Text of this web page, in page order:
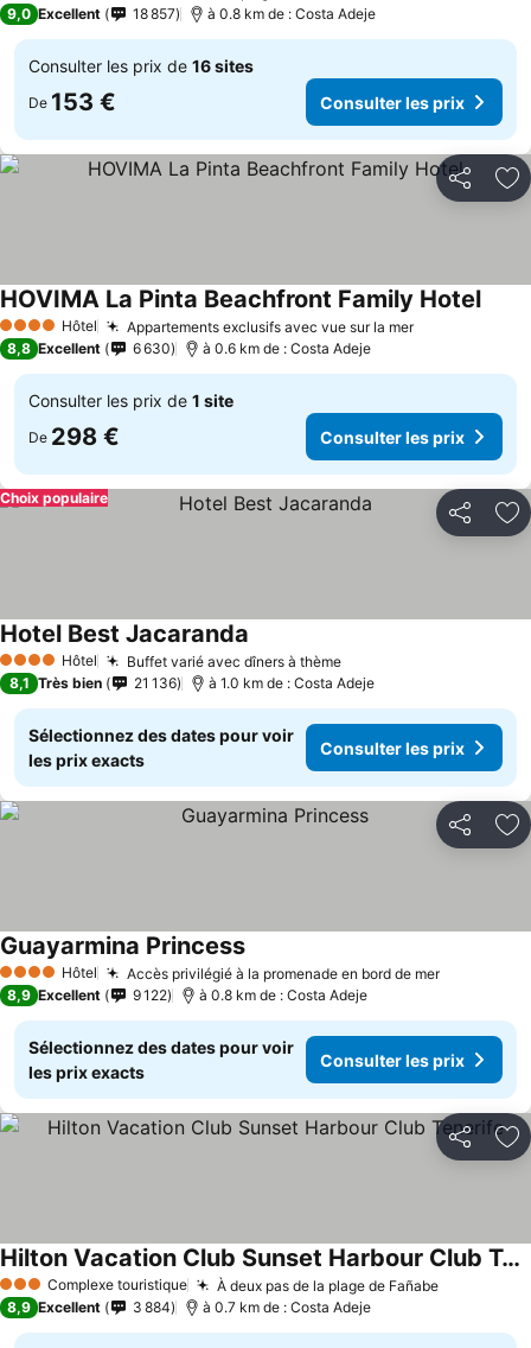
9,0 Excellent 18 857 à 0.8 km de : Costa Adeje
Consulter les prix de 16 sites
De 153 € Consulter les prix
Partager
4 Étoiles Hôtel Appartements exclusifs avec vue sur la merConsulter
HOVIMA La Pinta Beachfront Family Hotel
8,8 Excellent 6 630 à 0.6 km de : Costa Adeje
Consulter les prix de 1 site
De 298 € Consulter les prix
Partager
Choix populaire
4 Étoiles Hôtel Buffet varié avec dîners à thèmeConsulter les prix
Hotel Best Jacaranda
8,1 Très bien 21 136 à 1.0 km de : Costa Adeje
Sélectionnez des dates pour voir
les prix exacts
Consulter les prix
Partager
4 Étoiles Hôtel Accès privilégié à la promenade en bord de mer
Guayarmina PrincessConsulter les prix
8,9 Excellent 9 122 à 0.8 km de : Costa Adeje
Sélectionnez des dates pour voir
les prix exacts
Consulter les prix
Partager
3 ÉtoilesComplexe touristique À deux pas de la plage de FañabeConsulter
Hilton Vacation Club Sunset Harbour Club Tenerife
Consulter les prix
8,9 Excellent 3 884 à 0.7 km de : Costa Adeje